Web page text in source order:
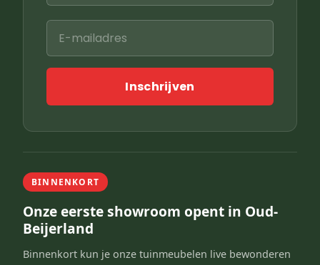
Inschrijven
BINNENKORT
Onze eerste showroom opent in Oud-
Beijerland
Binnenkort kun je onze tuinmeubelen live bewonderen